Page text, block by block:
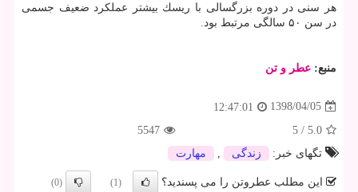
هر سنی در دوره بزرگسالی با ریسك بیشتر عملكرد ضعیف جسمی
در سن ۵۰ سالگی مرتبط بود.
منبع: عطر و تن
1398/04/05
12:47:01
5.0
/
5
5547
تگهای خبر:
زندگی مهارت
این مطلب عطروتن را می پسندید؟ (1)
(0)